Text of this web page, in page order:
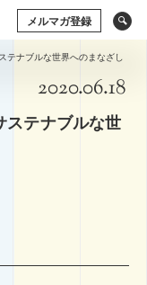
メルマガ登録
CG
VR
テナブルな世界へのまなざし
2020.06.18
ステナブルな世